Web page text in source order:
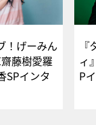
！げーみん
藤樹愛羅
SPインタ
ィ
P